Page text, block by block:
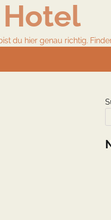
du hier genau richtig.